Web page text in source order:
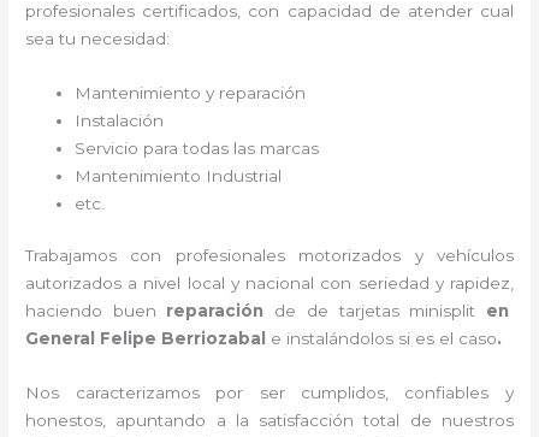
profesionales certificados, con capacidad de atender cual
sea tu necesidad:
Mantenimiento y reparación
Instalación
Servicio para todas las marcas
Mantenimiento Industrial
etc.
Trabajamos con profesionales motorizados y vehículos
autorizados a nivel local y nacional con seriedad y rapidez,
haciendo buen reparación de de tarjetas minisplit en
General Felipe Berriozabal e instalándolos si es el caso.
Nos caracterizamos por ser cumplidos, confiables y
honestos, apuntando a la satisfacción total de nuestros